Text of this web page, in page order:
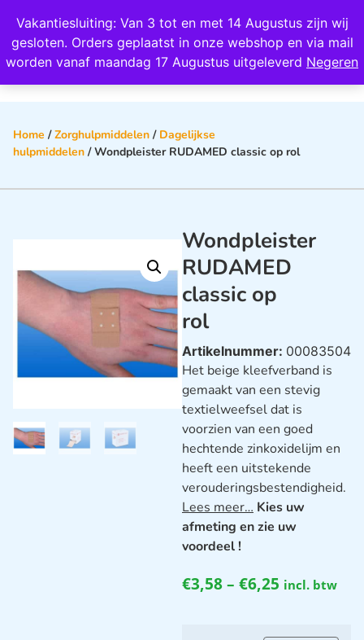
Vakantiesluiting: Van 3 tot en met 14 Augustus zijn wij
gesloten. Orders geplaatst in onze webshop en via mail
worden vanaf maandag 17 Augustus uitgeleverd Negeren
Wij scoren een 4,8 op Google
Home /Zorghulpmiddelen / Dagelijkse
hulpmiddelen / Wondpleister RUDAMED classic op rol
Wondpleister
RUDAMED
classic op
rol
Artikelnummer: 00083504
Het beige kleefverband is
gemaakt van een stevig
textielweefsel dat is
voorzien van een goed
hechtende zinkoxidelijm en
heeft een uitstekende
verouderingsbestendigheid.
Lees meer… Kies uw
afmeting en zie uw
voordeel !
€3,58– €6,25 incl. btw